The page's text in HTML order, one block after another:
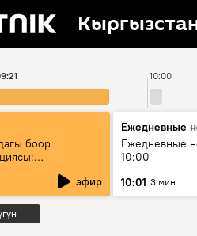
10:00
боор
жана өнүгүү
эфир
Ежедневные
Ежедневные
10:00
10:01 3 мин